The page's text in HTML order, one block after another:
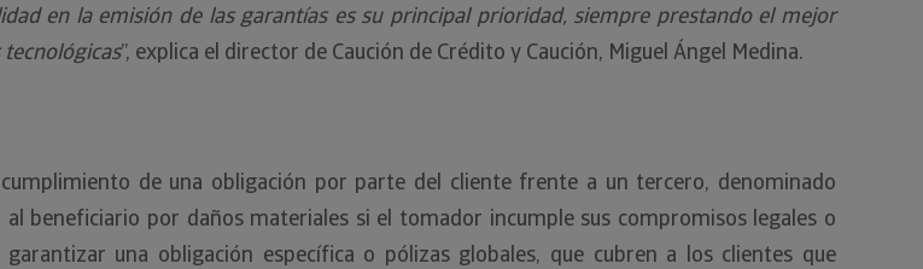
en la emisión de las garantías es su principal prioridad, siempre prestando el mejor
”, explica el director de Caución de Crédito y Caución, Miguel Ángel Medina.
de una obligación por parte del cliente frente a un tercero, denominado
beneficiario por daños materiales si el tomador incumple sus compromisos legales o
una obligación específica o pólizas globales, que cubren a los clientes que